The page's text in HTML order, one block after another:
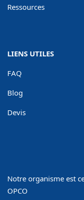
Ressources
LIENS UTILES
FAQ
Blog
Devis
Notre organisme est
OPCO